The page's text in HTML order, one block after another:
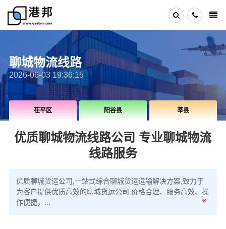
聊城物流线路
2026-06-03 19:36:15
茌平区 阳谷县 莘县
优质聊城物流线路公司 专业聊城物流
线路服务
优质聊城货运公司,一站式综合聊城货运运输解决方案,致力于
为客户提供优质高效的聊城货运公司,价格合理、服务高效、操
作便捷，...